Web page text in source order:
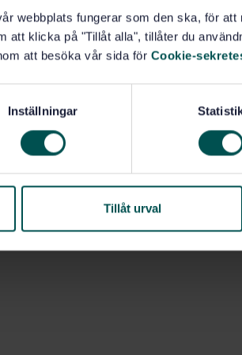
webbplats fungerar som den ska, för
att klicka på "Tillåt alla", tillåter du
att besöka vår sida för Cookie-
Inställningar
Tillåt urval